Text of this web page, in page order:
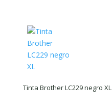
Tinta Brother LC229 negro XL